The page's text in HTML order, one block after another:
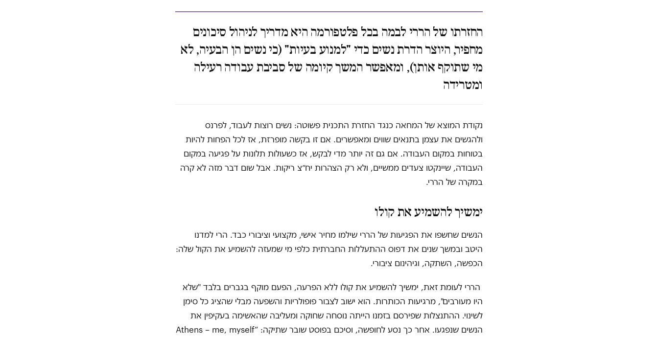
החזרתו של הררי לבמה בכל פלטפורמה היא מדריך לניהול סיכונים
מחפיר, היוצר הדרת נשים כדי "למנוע בעיות" (כי נשים הן הבעיה, לא
מי שתוקף אותן), ומאפשר המשך קיומה של סביבת עבודה רעילה
ומטרידה
נקודת המוצא של המחאה כנגד החזרת התכנית פשוטה: נשים רוצות לעבוד, לפרנס
ולהגשים את עצמן בתנאים שווים ומאפשרים. אם זו בקשה מופרזת, אז לכל הפחות להיות
בטוחות במקום העבודה. אם גם זה יותר מדי לבקש, אז כשעולות תלונות על פגיעה במקום
העבודה, שיינקטו צעדים ממשיים, ולא רק הצהרות יח״צ ריקות. אבל שום דבר מזה לא קרה
במקרה של הררי.
ימשיך להשמיע את קולו
הנשים שחשפו את הפגיעות של הררי שילמו מחיר אישי, מקצועי וציבורי כבד. הרי למדנו
היטב ובמשך שנים את דפוס ההתעללות החברתית כלפי מי שמעזה להשמיע את הקול שלה:
הכפשה, השתקה, וגיהינום ציבורי.
הררי לעומת זאת, ימשיך להשמיע את קולו ללא הפרעה, הפעם מוקף בגברים בלבד "שלא
היו מעורבים", מרגיעות הכותרות. הוא ישוב לצבור פופולריות והשפעה מבלי שהציג כל סימן
לשינוי. ההתנצלות שפירסם בזמנו הייתה נוסחה שחוקה ומעליבה שהאשימה בעקיפין את
הנשים שנפגעו. אחר כך נסע לחופשה, וסיכם בפוסט שובר שתיקה: “Athens – me, myself